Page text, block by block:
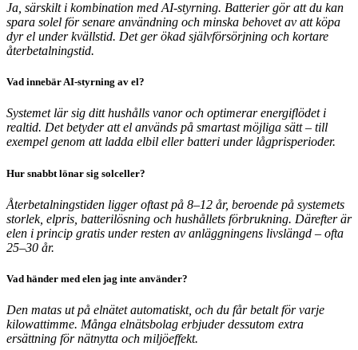
Ja, särskilt i kombination med AI-styrning. Batterier gör att du kan
spara solel för senare användning och minska behovet av att köpa
dyr el under kvällstid. Det ger ökad självförsörjning och kortare
återbetalningstid.
Vad innebär AI-styrning av el?
Systemet lär sig ditt hushålls vanor och optimerar energiflödet i
realtid. Det betyder att el används på smartast möjliga sätt – till
exempel genom att ladda elbil eller batteri under lågprisperioder.
Hur snabbt lönar sig solceller?
Återbetalningstiden ligger oftast på 8–12 år, beroende på systemets
storlek, elpris, batterilösning och hushållets förbrukning. Därefter är
elen i princip gratis under resten av anläggningens livslängd – ofta
25–30 år.
Vad händer med elen jag inte använder?
Den matas ut på elnätet automatiskt, och du får betalt för varje
kilowattimme. Många elnätsbolag erbjuder dessutom extra
ersättning för nätnytta och miljöeffekt.